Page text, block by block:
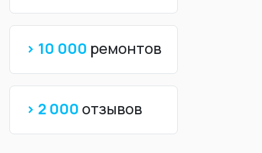
> 10 000 ремонтов
> 2 000 отзывов